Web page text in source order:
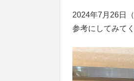
2024年7月26日
参考にしてみて